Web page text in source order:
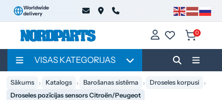
Worldwide
delivery
0
VISAS KATEGORIJAS
Sākums Katalogs Barošanas sistēma
Droseles korpusi
Droseles pozīcijas sensors Citroën/Peugeot